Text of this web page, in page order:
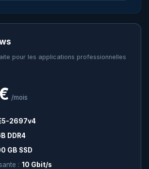
pour les applications professionnelles
/mois
2697v4
DDR4
GB SSD
: 10 Gbit/s